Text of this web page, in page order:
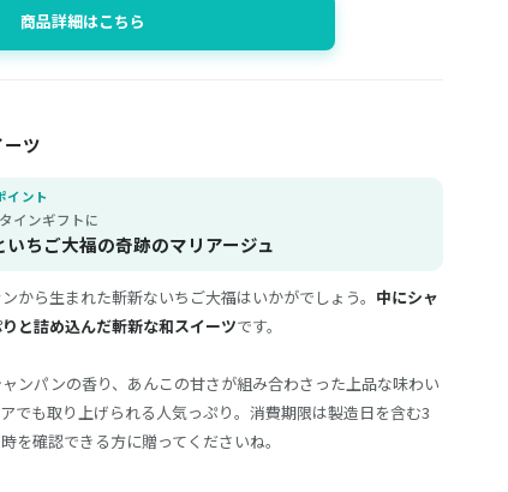
商品詳細はこちら
ツ
イント
インギフトに
ちご大福の奇跡のマリアージュ
から生まれた斬新ないちご大福はいかがでしょう。 中にシャ
と詰め込んだ斬新な和スイーツです。
ンパンの香り、あんこの甘さが組み合わさった上品な味わい
でも取り上げられる人気っぷり。消費期限は製造日を含む3
を確認できる方に贈ってくださいね。